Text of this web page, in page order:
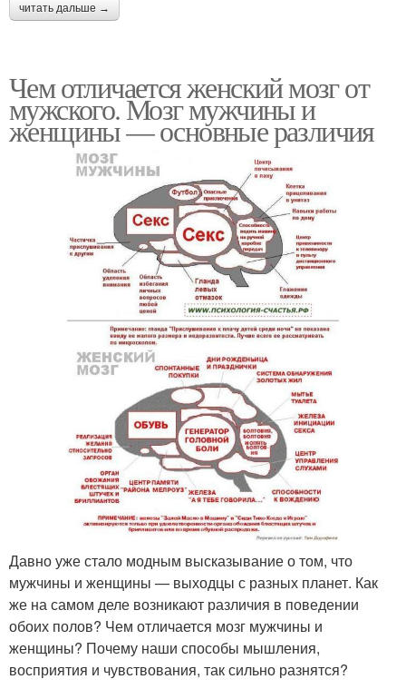
читать дальше →
Чем отличается женский мозг от
мужского. Мозг мужчины и
женщины — основные различия
Давно уже стало модным высказывание о том, что
мужчины и женщины — выходцы с разных планет. Как
же на самом деле возникают различия в поведении
обоих полов? Чем отличается мозг мужчины и
женщины? Почему наши способы мышления,
восприятия и чувствования, так сильно разнятся?